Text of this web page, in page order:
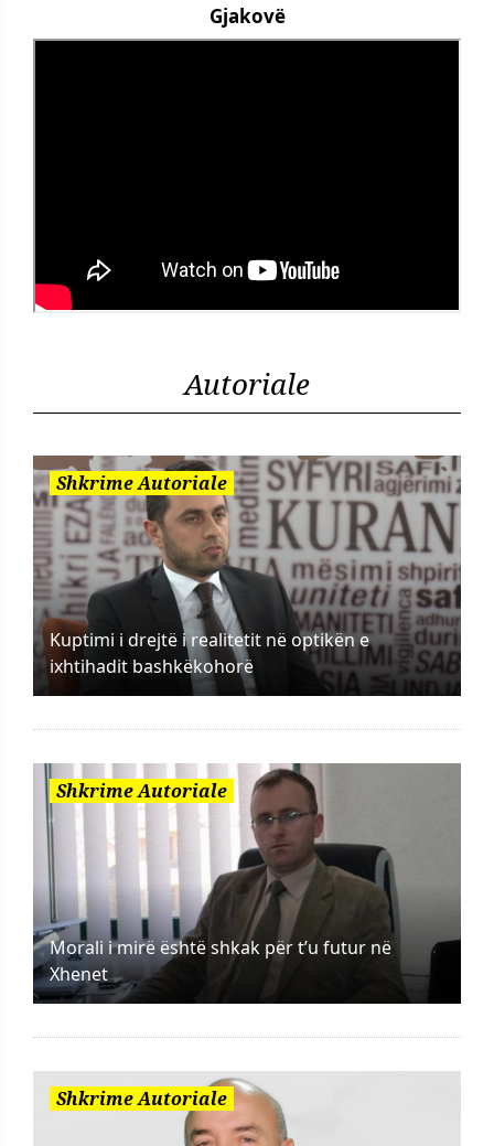
Gjakovë
Autoriale
Shkrime Autoriale
Kuptimi i drejtë i realitetit në optikën e
ixhtihadit bashkëkohorë
Shkrime Autoriale
Morali i mirë është shkak për t’u futur në
Xhenet
Shkrime Autoriale